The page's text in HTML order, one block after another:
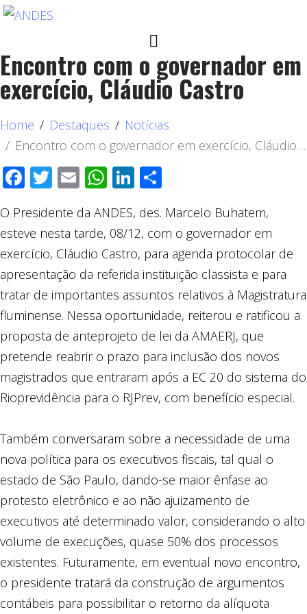
Encontro com o governador em
exercício, Cláudio Castro
Home Destaques
Notícias
Encontro com o governador em exercício, Cláudio Castro
Facebook
Twitter
EmailWhatsApp
LinkedIn
O Presidente da ANDES, des. Marcelo Buhatem,
esteve nesta tarde, 08/12, com o governador em
exercício, Cláudio Castro, para agenda protocolar de
apresentação da referida instituição classista e para
tratar de importantes assuntos relativos à Magistratura
fluminense. Nessa oportunidade, reiterou e ratificou a
proposta de anteprojeto de lei da AMAERJ, que
pretende reabrir o prazo para inclusão dos novos
magistrados que entraram após a EC 20 do sistema do
Rioprevidência para o RJPrev, com benefício especial.
Também conversaram sobre a necessidade de uma
nova política para os executivos fiscais, tal qual o
estado de São Paulo, dando-se maior ênfase ao
protesto eletrônico e ao não ajuizamento de
executivos até determinado valor, considerando o alto
volume de execuções, quase 50% dos processos
existentes. Futuramente, em eventual novo encontro,
o presidente tratará da construção de argumentos
contábeis para possibilitar o retorno da alíquota